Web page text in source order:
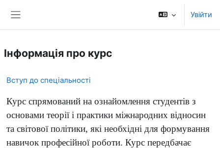
Увійти
Інформація про курс
Вступ до спеціальності
Курс спрямований на ознайомлення студентів з
основами теорії і практики міжнародних відносин
та світової політики, які необхідні для формування
навичок професійної роботи. Курс передбачає